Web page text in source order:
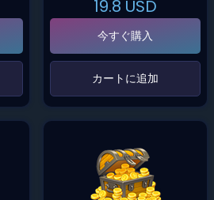
19.8 USD
今すぐ購入
‌カートに追加‌